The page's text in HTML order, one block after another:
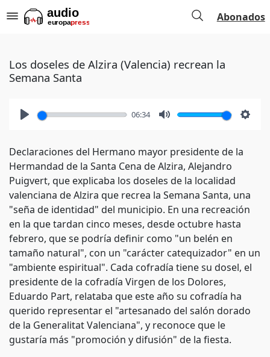
Abonados
Los doseles de Alzira (Valencia) recrean la
Semana Santa
06:34
Declaraciones del Hermano mayor presidente de la
Hermandad de la Santa Cena de Alzira, Alejandro
Puigvert, que explicaba los doseles de la localidad
valenciana de Alzira que recrea la Semana Santa, una
"seña de identidad" del municipio. En una recreación
en la que tardan cinco meses, desde octubre hasta
febrero, que se podría definir como "un belén en
tamaño natural", con un "carácter catequizador" en un
"ambiente espiritual". Cada cofradía tiene su dosel, el
presidente de la cofradía Virgen de los Dolores,
Eduardo Part, relataba que este año su cofradía ha
querido representar el "artesanado del salón dorado
de la Generalitat Valenciana", y reconoce que le
gustaría más "promoción y difusión" de la fiesta.